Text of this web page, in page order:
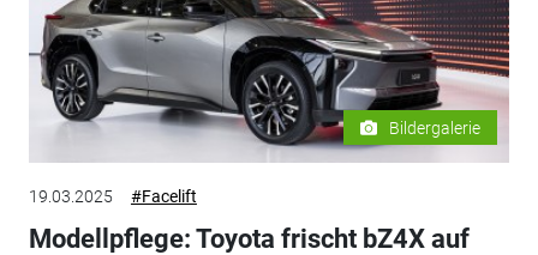
Bildergalerie
19.03.2025 #Facelift
Modellpflege: Toyota frischt bZ4X auf